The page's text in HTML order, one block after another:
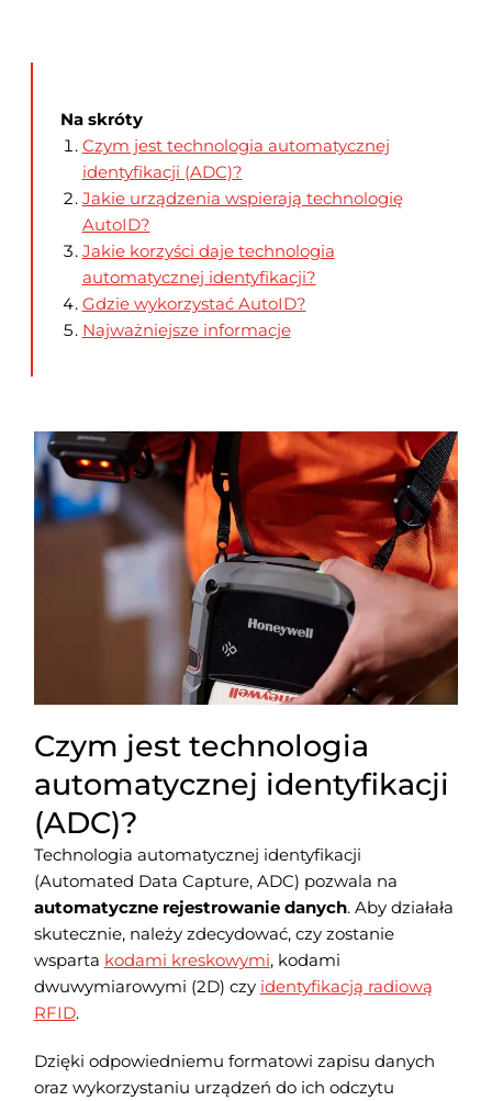
Na skróty
Czym jest technologia automatycznej
identyfikacji (ADC)?
Jakie urządzenia wspierają technologię
AutoID?
Jakie korzyści daje technologia
automatycznej identyfikacji?
Gdzie wykorzystać AutoID?
Najważniejsze informacje
Czym jest technologia
automatycznej identyfikacji
(ADC)?
Technologia automatycznej identyfikacji
(Automated Data Capture, ADC) pozwala na
automatyczne rejestrowanie danych. Aby działała
skutecznie, należy zdecydować, czy zostanie
wsparta kodami kreskowymi, kodami
dwuwymiarowymi (2D) czy identyfikacją radiową
RFID.
Dzięki odpowiedniemu formatowi zapisu danych
oraz wykorzystaniu urządzeń do ich odczytu